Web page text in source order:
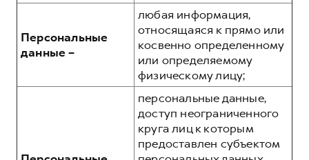
Персональные
данные –
любая информация,
относящаяся к прямо или
косвенно определенному
или определяемому
физическому лицу;
персональные данные,
доступ неограниченного
круга лиц к которым
предоставлен субъектом